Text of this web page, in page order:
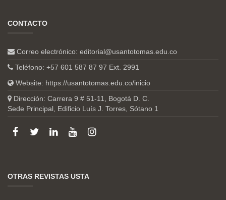
CONTACTO
Correo electrónico: editorial@usantotomas.edu.co
Teléfono: +57 601 587 87 97 Ext. 2991
Website: https://usantotomas.edu.co/inicio
Dirección: Carrera 9 # 51-11, Bogotá D. C.
Sede Principal, Edificio Luís J. Torres, Sótano 1
OTRAS REVISTAS USTA